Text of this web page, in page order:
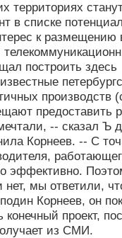
территориях
в списке
к
построить здесь
производств
предоставить
-- сказал Ъ
Корнеев. -- С
эффективно.
нет, мы ответили,
Корнеев, он
проект,
из СМИ.